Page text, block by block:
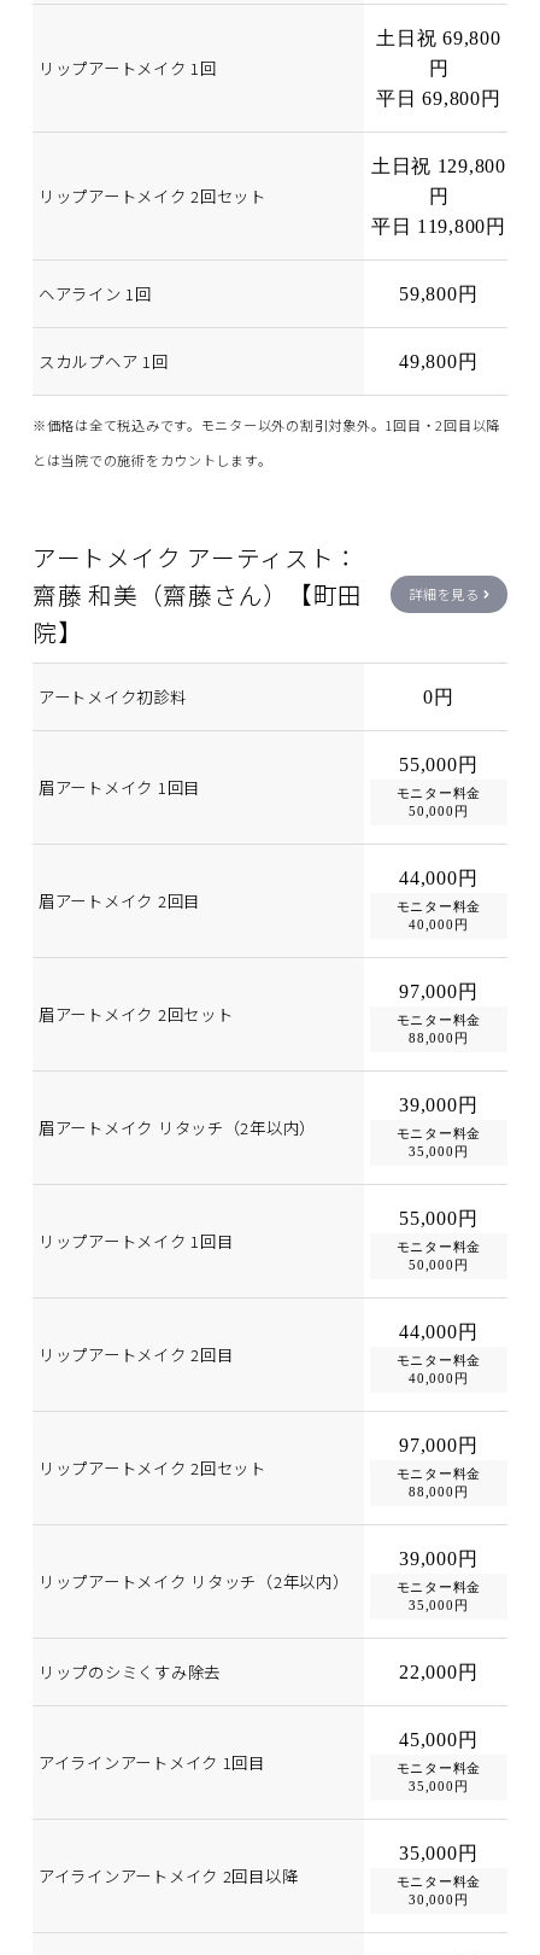
リップアートメイク 1回
土日祝 69,800
円
平日 69,800円
リップアートメイク 2回セット
土日祝 129,800
円
平日 119,800円
ヘアライン 1回 59,800円
スカルプヘア 1回 49,800円
※価格は全て税込みです。モニター以外の割引対象外。1回目・2回目以降
とは当院での施術をカウントします。
アートメイク アーティスト：
齋藤 和美（齋藤さん）【町田
院】
詳細を見る
アートメイク初診料 0円
眉アートメイク 1回目
55,000円
モニター料金
50,000円
眉アートメイク 2回目
44,000円
モニター料金
40,000円
眉アートメイク 2回セット
97,000円
モニター料金
88,000円
眉アートメイク リタッチ（2年以内）
39,000円
モニター料金
35,000円
リップアートメイク 1回目
55,000円
モニター料金
50,000円
リップアートメイク 2回目
44,000円
モニター料金
40,000円
リップアートメイク 2回セット
97,000円
モニター料金
88,000円
リップアートメイク リタッチ（2年以内）
39,000円
モニター料金
35,000円
リップのシミくすみ除去 22,000円
アイラインアートメイク 1回目
45,000円
モニター料金
35,000円
アイラインアートメイク 2回目以降
35,000円
モニター料金
30,000円